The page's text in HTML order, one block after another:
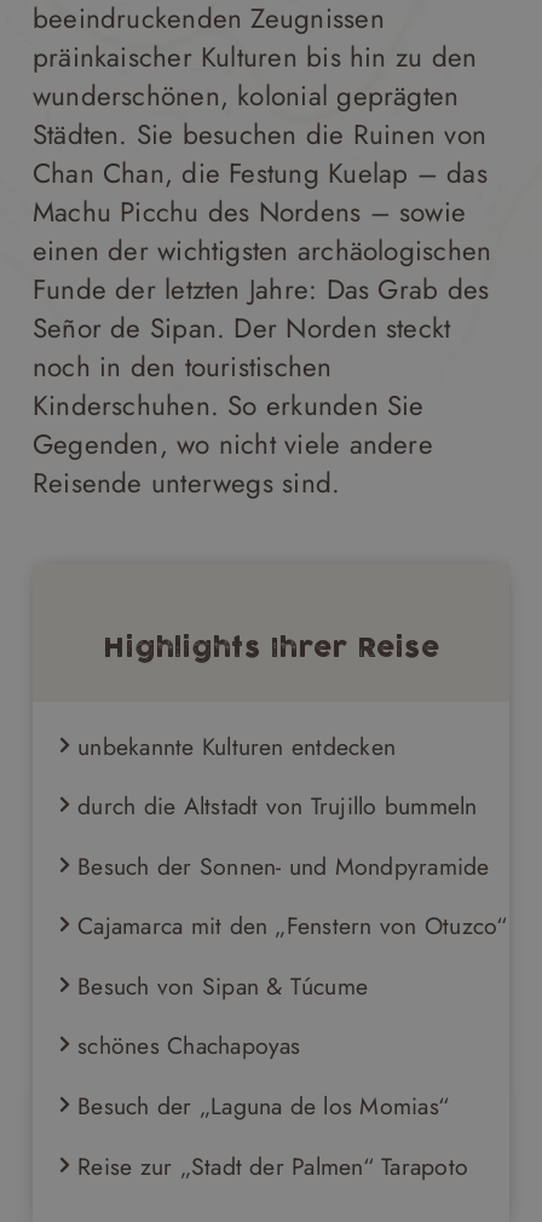
beeindruckenden Zeugnissen
präinkaischer Kulturen bis hin zu den
wunderschönen, kolonial geprägten
Städten. Sie besuchen die Ruinen von
Chan Chan, die Festung Kuelap – das
Machu Picchu des Nordens – sowie
einen der wichtigsten archäologischen
Funde der letzten Jahre: Das Grab des
Señor de Sipan. Der Norden steckt
noch in den touristischen
Kinderschuhen. So erkunden Sie
Gegenden, wo nicht viele andere
Reisende unterwegs sind.
Highlights Ihrer Reise
unbekannte Kulturen entdecken
durch die Altstadt von Trujillo bummeln
Besuch der Sonnen- und Mondpyramide
Cajamarca mit den „Fenstern von Otuzco“
Besuch von Sipan & Túcume
schönes Chachapoyas
Besuch der „Laguna de los Momias“
Reise zur „Stadt der Palmen“ Tarapoto